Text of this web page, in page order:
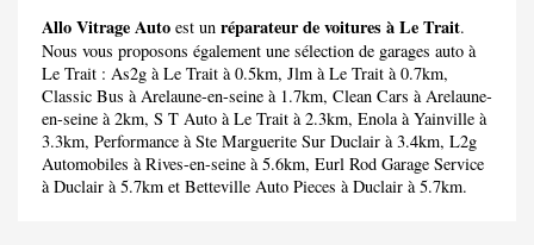
Allo Vitrage Auto est un réparateur de voitures à Le Trait.
Nous vous proposons également une sélection de garages auto à
Le Trait : As2g à Le Trait à 0.5km, Jlm à Le Trait à 0.7km,
Classic Bus à Arelaune-en-seine à 1.7km, Clean Cars à Arelaune-
en-seine à 2km, S T Auto à Le Trait à 2.3km, Enolaà Yainville à
3.3km, Performance à Ste Marguerite Sur Duclair à 3.4km, L2g
Automobiles à Rives-en-seine à 5.6km, Eurl Rod Garage Service
à Duclair à 5.7km et Betteville Auto Pieces à Duclair à 5.7km.